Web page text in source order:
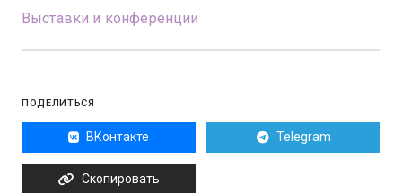
Выставки и конференции
ПОДЕЛИТЬСЯ
ВКонтакте Telegram
Скопировать